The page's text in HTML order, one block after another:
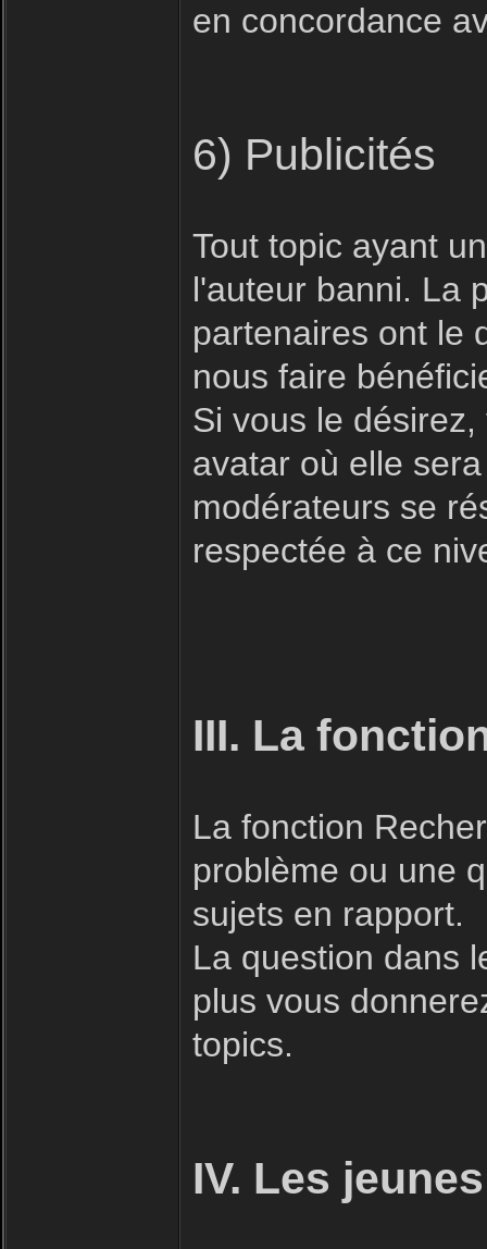
en concordance
6) Publicités
Tout topic ayant
l'auteur banni. La
partenaires ont le
nous faire
Si vous le
avatar où elle
modérateurs se
respectée à ce
III. La
La fonction
problème ou une
sujets en rapport.
La question dans
plus vous
topics.
IV. Les jeunes